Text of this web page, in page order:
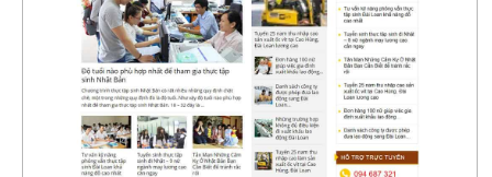
4360